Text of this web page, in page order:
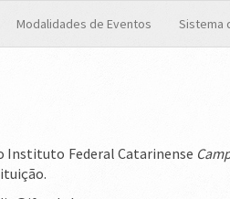
Modalidades de Eventos Sistema
Instituto Federal Catarinense